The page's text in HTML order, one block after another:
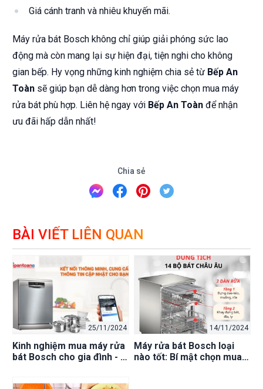
Giá cánh tranh và nhiêu khuyến mãi.
Máy rửa bát Bosch không chỉ giúp giải phóng sức lao
động mà còn mang lại sự hiện đại, tiện nghi cho không
gian bếp. Hy vọng những kinh nghiệm chia sẻ từ Bếp An
Toàn sẽ giúp bạn dễ dàng hơn trong việc chọn mua máy
rửa bát phù hợp. Liên hệ ngay với Bếp An Toàn để nhận
ưu đãi hấp dẫn nhất!
Chia sẻ
BÀI VIẾT LIÊN QUAN
25/11/2024
Kinh nghiệm mua máy rửa
bát Bosch cho gia đình - Bí
14/11/2024
Máy rửa bát Bosch loại
nào tốt: Bí mật chọn mua